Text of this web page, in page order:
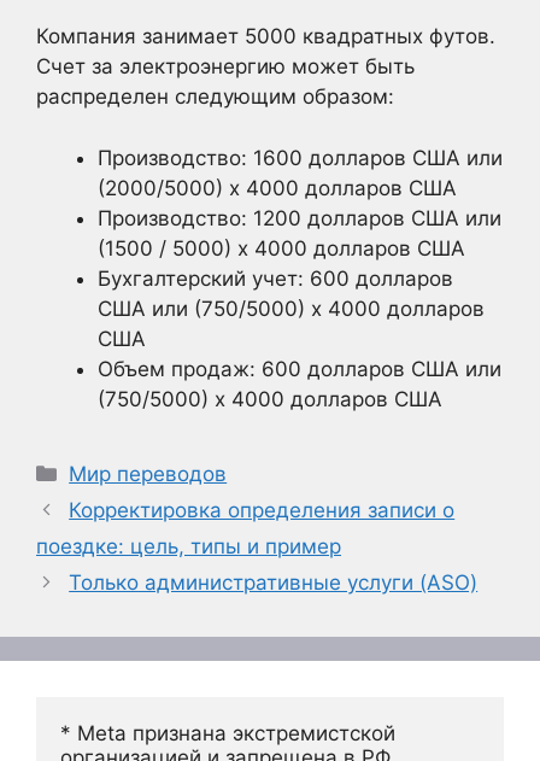
Компания занимает 5000 квадратных футов.
Счет за электроэнергию может быть
распределен следующим образом:
Производство: 1600 долларов США или
(2000/5000) х 4000 долларов США
Производство: 1200 долларов США или
(1500 / 5000) х 4000 долларов США
Бухгалтерский учет: 600 долларов
США или (750/5000) х 4000 долларов
США
Объем продаж: 600 долларов США или
(750/5000) х 4000 долларов США
Рубрики
Мир переводов
Корректировка определения записи о
поездке: цель, типы и пример
Только административные услуги (ASO)
* Meta признана экстремистской